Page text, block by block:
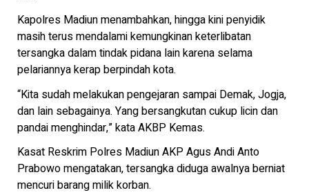
Kapolres Madiun menambahkan, hingga kini penyidik
masih terus mendalami kemungkinan keterlibatan
tersangka dalam tindak pidana lain karena selama
pelariannya kerap berpindah kota.
“Kita sudah melakukan pengejaran sampai Demak, Jogja,
dan lain sebagainya. Yang bersangkutan cukup licin dan
pandai menghindar,” kata AKBP Kemas.
Kasat Reskrim Polres Madiun AKP Agus Andi Anto
Prabowo mengatakan, tersangka diduga awalnya berniat
mencuri barang milik korban.